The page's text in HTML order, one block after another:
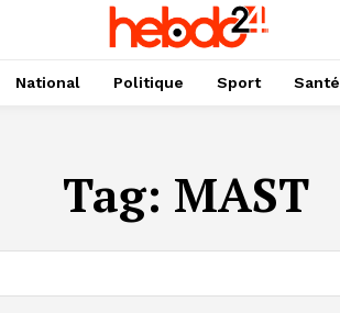
National Politique Sport Santé
Tag: MAST